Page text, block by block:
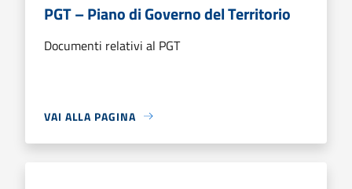
PGT – Piano di Governo del Territorio
Documenti relativi al PGT
VAI ALLA PAGINA